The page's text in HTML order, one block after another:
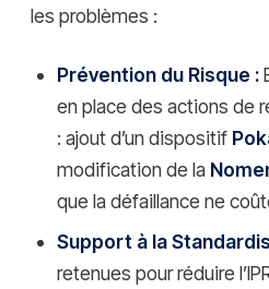
les problèmes :
Prévention du Risque :
en place des actions de
: ajout d’un dispositif
modification de la
que la défaillance ne
Support à la
retenues pour réduire